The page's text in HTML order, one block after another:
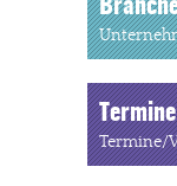
Termine
Termine/